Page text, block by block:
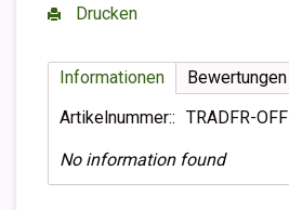
Drucken
Informationen Bewertungen
Artikelnummer:: TRADFR-
No information found